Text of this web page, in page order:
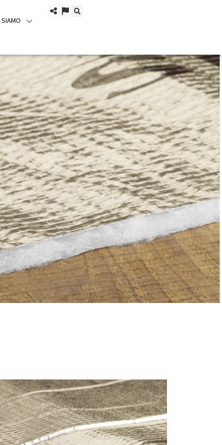
SIAMO